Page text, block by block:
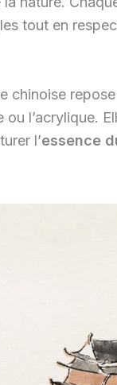
tout en
chinoise
ou l’acrylique.
l’essence